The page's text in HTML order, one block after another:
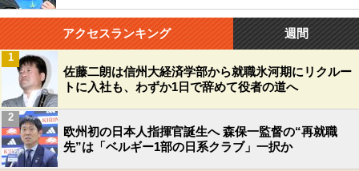
アクセスランキング 週間
佐藤二朗は信州大経済学部から就職氷河期にリクルー
トに入社も、わずか1日で辞めて役者の道へ
1
欧州初の日本人指揮官誕生へ 森保一監督の“再就職
先”は「ベルギー1部の日系クラブ」一択か
2